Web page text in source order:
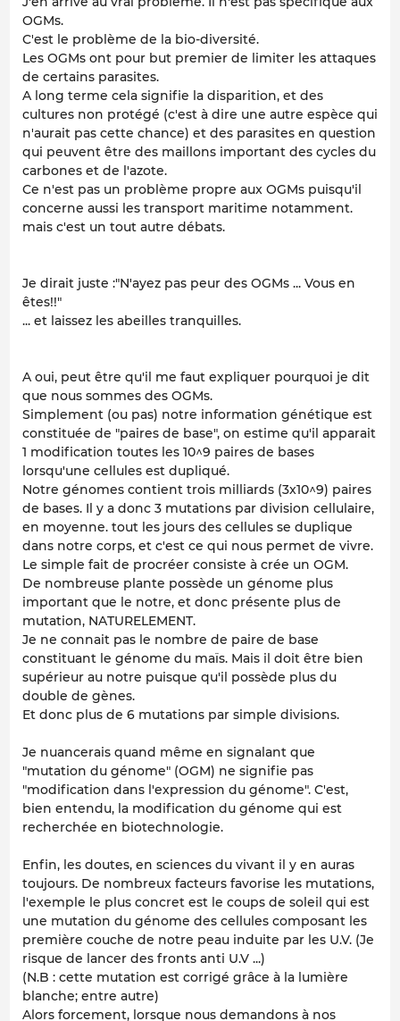
OGMs.
C'est le problème de la bio-diversité.
Les OGMs ont pour but premier de limiter les attaques
de certains parasites.
A long terme cela signifie la disparition, et des
cultures non protégé (c'est à dire une autre espèce qui
n'aurait pas cette chance) et des parasites en question
qui peuvent être des maillons important des cycles du
carbones et de l'azote.
Ce n'est pas un problème propre aux OGMs puisqu'il
concerne aussi les transport maritime notamment.
mais c'est un tout autre débats.
Je dirait juste :"N'ayez pas peur des OGMs ... Vous en
êtes!!"
... et laissez les abeilles tranquilles.
A oui, peut être qu'il me faut expliquer pourquoi je dit
que nous sommes des OGMs.
Simplement (ou pas) notre information génétique est
constituée de "paires de base", on estime qu'il apparait
1 modification toutes les 10^9 paires de bases
lorsqu'une cellules est dupliqué.
Notre génomes contient trois milliards (3x10^9) paires
de bases. Il y a donc 3 mutations par division cellulaire,
en moyenne. tout les jours des cellules se duplique
dans notre corps, et c'est ce qui nous permet de vivre.
Le simple fait de procréer consiste à crée un OGM.
De nombreuse plante possède un génome plus
important que le notre, et donc présente plus de
mutation, NATURELEMENT.
Je ne connait pas le nombre de paire de base
constituant le génome du maïs. Mais il doit être bien
supérieur au notre puisque qu'il possède plus du
double de gènes.
Et donc plus de 6 mutations par simple divisions.
Je nuancerais quand même en signalant que
"mutation du génome" (OGM) ne signifie pas
"modification dans l'expression du génome". C'est,
bien entendu, la modification du génome qui est
recherchée en biotechnologie.
Enfin, les doutes, en sciences du vivant il y en auras
toujours. De nombreux facteurs favorise les mutations,
l'exemple le plus concret est le coups de soleil qui est
une mutation du génome des cellules composant les
première couche de notre peau induite par les U.V. (Je
risque de lancer des fronts anti U.V ...)
(N.B : cette mutation est corrigé grâce à la lumière
blanche; entre autre)
Alors forcement, lorsque nous demandons à nos